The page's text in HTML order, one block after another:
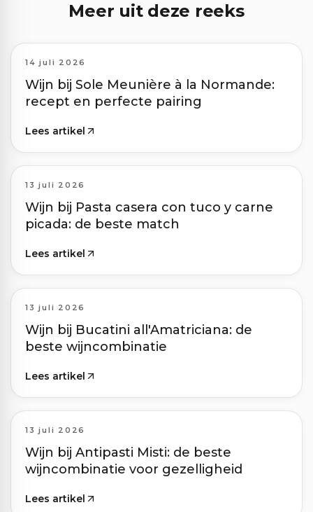
Meer uit deze reeks
14 juli 2026
Wijn bij Sole Meunière à la Normande:
recept en perfecte pairing
Lees artikel
13 juli 2026
Wijn bij Pasta casera con tuco y carne
picada: de beste match
Lees artikel
13 juli 2026
Wijn bij Bucatini all'Amatriciana: de
beste wijncombinatie
Lees artikel
13 juli 2026
Wijn bij Antipasti Misti: de beste
wijncombinatie voor gezelligheid
Lees artikel